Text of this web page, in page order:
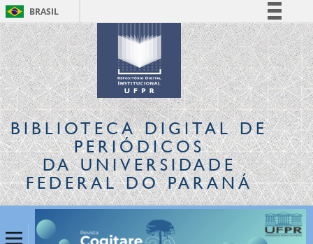
BRASIL
Simplifique!
Comunica BR
Participe
Acesso à informação
Legislação
Canais
BIBLIOTECA DIGITALDE
PERIÓDICOS
DA UNIVERSIDADE
FEDERAL DO PARANÁ